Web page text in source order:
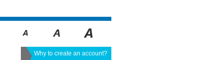
Why to create an account?